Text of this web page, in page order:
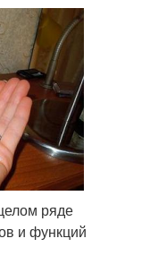
ряде
и функций